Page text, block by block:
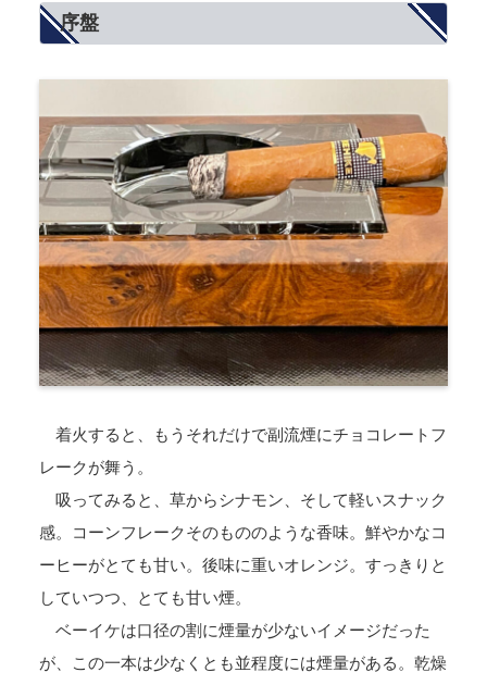
序盤
着火すると、もうそれだけで副流煙にチョコレートフ
レークが舞う。
吸ってみると、草からシナモン、そして軽いスナック
感。コーンフレークそのもののような香味。鮮やかなコ
ーヒーがとても甘い。後味に重いオレンジ。すっきりと
していつつ、とても甘い煙。
ベーイケは口径の割に煙量が少ないイメージだった
が、この一本は少なくとも並程度には煙量がある。乾燥